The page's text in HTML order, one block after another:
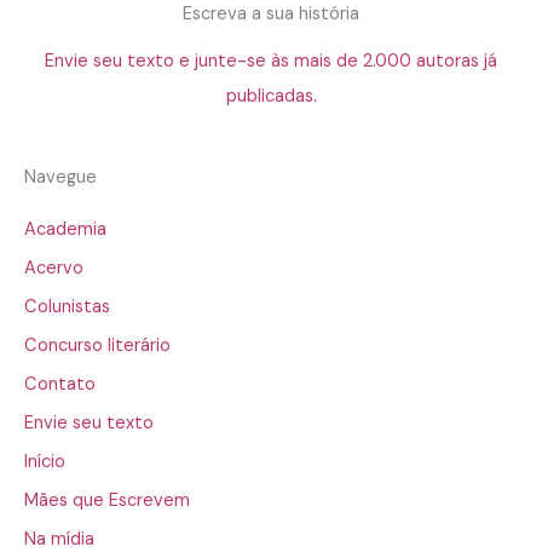
Escreva a sua história
Envie seu texto e junte-se às mais de 2.000 autoras já
publicadas.
Navegue
Academia
Acervo
Colunistas
Concurso literário
Contato
Envie seu texto
Início
Mães que Escrevem
Na mídia